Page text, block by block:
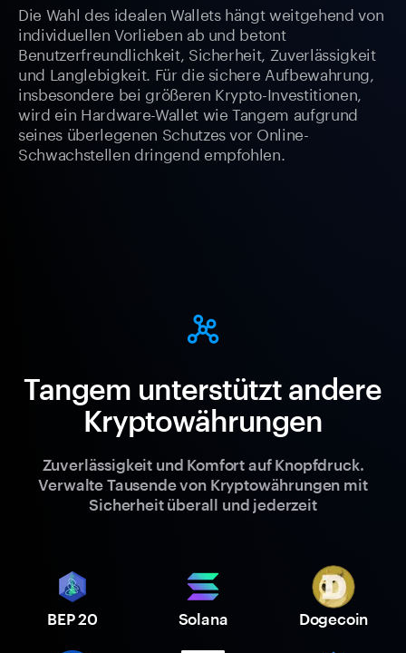
Die Wahl des idealen Wallets hängt weitgehend von
individuellen Vorlieben ab und betont
Benutzerfreundlichkeit, Sicherheit, Zuverlässigkeit
und Langlebigkeit. Für die sichere Aufbewahrung,
insbesondere bei größeren Krypto-Investitionen,
wird ein Hardware-Wallet wie Tangem aufgrund
seines überlegenen Schutzes vor Online-
Schwachstellen dringend empfohlen.
Tangem unterstützt andere
Kryptowährungen
Zuverlässigkeit und Komfort auf Knopfdruck.
Verwalte Tausende von Kryptowährungen mit
Sicherheit überall und jederzeit
BEP 20 Solana Dogecoin